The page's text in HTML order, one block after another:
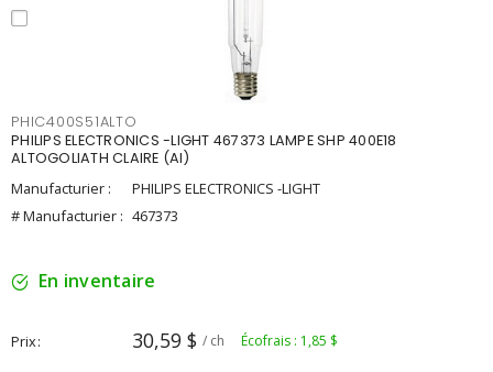
PHIC400S51ALTO
PHILIPS ELECTRONICS -LIGHT 467373 LAMPE SHP 400E18
ALTOGOLIATH CLAIRE (AI)
Manufacturier :
PHILIPS ELECTRONICS -LIGHT
# Manufacturier : 467373
En inventaire
Prix 30,59 $ / ch Écofrais : 1,85 $